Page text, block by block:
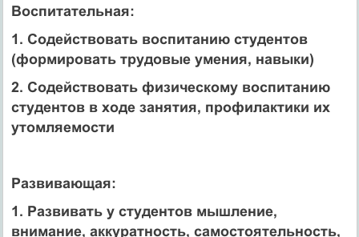
Воспитательная:
1. Содействовать воспитанию студентов
(формировать трудовые умения, навыки)
2. Содействовать физическому воспитанию
студентов в ходе занятия, профилактики их
утомляемости
Развивающая:
1. Развивать у студентов мышление,
внимание, аккуратность, самостоятельность,